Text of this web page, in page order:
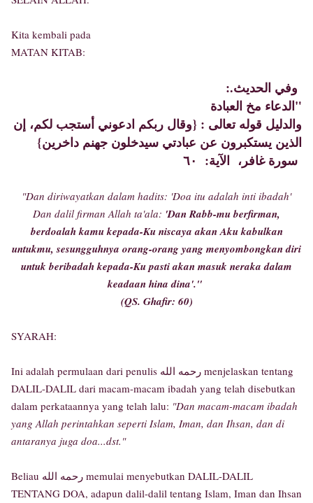
Kita kembali pada
MATAN KITAB:
الدعاء مخ العبادة"
والدليل قوله تعالى : {وقال ربكم ادعوني أستجب لكم، إن
الذين يستكبرون عن عبادتي سيدخلون جهنم داخرين}
سورة غافر، الآية: ٦٠
"Dan diriwayatkan dalam hadits: 'Doa itu adalah inti ibadah'
Dan dalil firman Allah ta'ala: 'Dan Rabb-mu berfirman,
berdoalah kamu kepada-Ku niscaya akan Aku kabulkan
untukmu, sesungguhnya orang-orang yang menyombongkan diri
untuk beribadah kepada-Ku pasti akan masuk neraka dalam
keadaan hina dina'."
(QS. Ghafir: 60)
SYARAH:
Ini adalah permulaan dari penulis رحمه الله menjelaskan tentang
DALIL-DALIL dari macam-macam ibadah yang telah disebutkan
dalam perkataannya yang telah lalu: "Dan macam-macam ibadah
yang Allah perintahkan seperti Islam, Iman, dan Ihsan, dan di
antaranya juga doa...dst."
Beliau رحمه الله memulai menyebutkan DALIL-DALIL
TENTANG DOA, adapun dalil-dalil tentang Islam, Iman dan Ihsan